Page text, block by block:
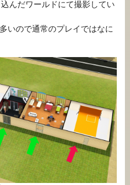
んだワールドにて撮影してい
いので通常のプレイではなに